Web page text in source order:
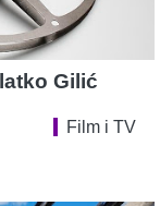
Gilić
Film i TV